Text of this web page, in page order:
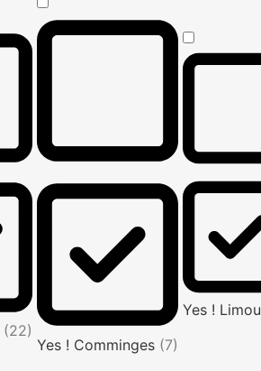
(22)
Yes ! Comminges (7)
Yes !